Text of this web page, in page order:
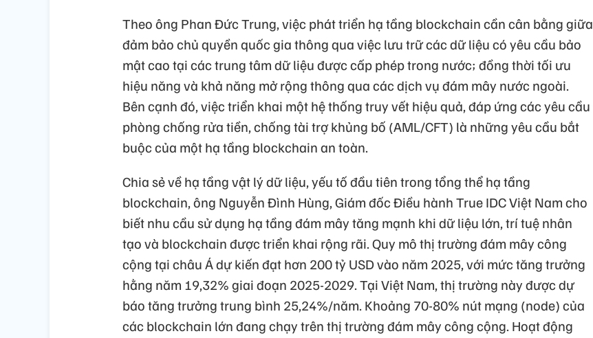
Theo ông Phan Đức Trung, việc phát triển hạ tầng blockchain cần cân bằng giữa
đảm bảo chủ quyền quốc gia thông qua việc lưu trữ các dữ liệu có yêu cầu bảo
mật cao tại các trung tâm dữ liệu được cấp phép trong nước; đồng thời tối ưu
hiệu năng và khả năng mở rộng thông qua các dịch vụ đám mây nước ngoài.
Bên cạnh đó, việc triển khai một hệ thống truy vết hiệu quả, đáp ứng các yêu cầu
phòng chống rửa tiền, chống tài trợ khủng bố (AML/CFT) là những yêu cầu bắt
buộc của một hạ tầng blockchain an toàn.
Chia sẻ về hạ tầng vật lý dữ liệu, yếu tố đầu tiên trong tổng thể hạ tầng
blockchain, ông Nguyễn Đình Hùng, Giám đốc Điều hành True IDC Việt Nam cho
biết nhu cầu sử dụng hạ tầng đám mây tăng mạnh khi dữ liệu lớn, trí tuệ nhân
tạo và blockchain được triển khai rộng rãi. Quy mô thị trường đám mây công
cộng tại châu Á dự kiến đạt hơn 200 tỷ USD vào năm 2025, với mức tăng trưởng
hằng năm 19,32% giai đoạn 2025-2029. Tại Việt Nam, thị trường này được dự
báo tăng trưởng trung bình 25,24%/năm. Khoảng 70-80% nút mạng (node) của
các blockchain lớn đang chạy trên thị trường đám mây công cộng. Hoạt động